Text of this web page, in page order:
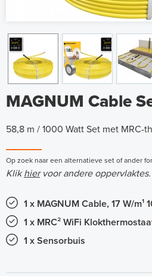
MAGNUM Cable
58,8 m / 1000 Watt Set met MRC-
Op zoek naar een alternatieve set of ander
Klikhiervoor andere oppervlaktes.
1 x MAGNUM Cable, 17 W/
1 x MRC² WiFi
1 x Sensorbuis